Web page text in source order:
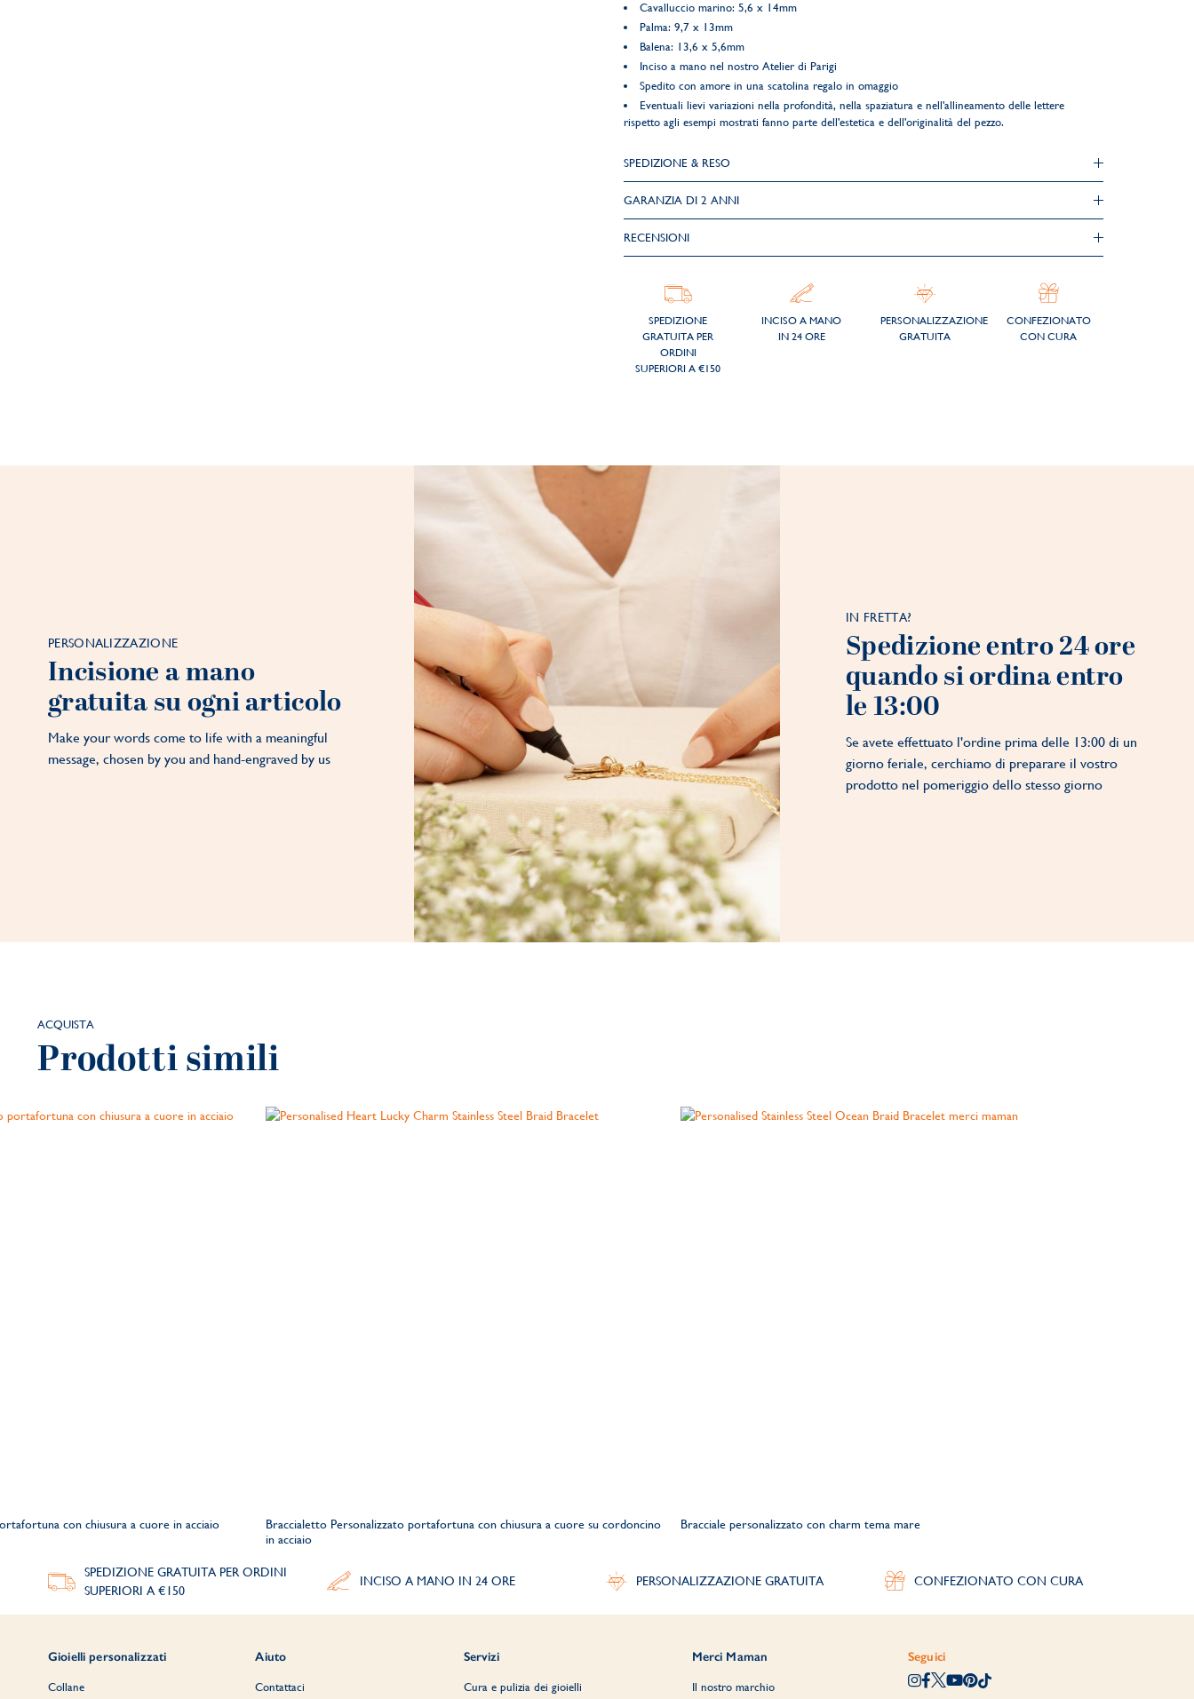
Cavalluccio marino: 5,6 x 14mm
Palma: 9,7 x 13mm
Balena: 13,6 x 5,6mm
Inciso a mano nel nostro Atelier di Parigi
Spedito con amore in una scatolina regalo in omaggio
Eventuali lievi variazioni nella profondità, nella spaziatura e nell'allineamento delle lettere
rispetto agli esempi mostrati fanno parte dell'estetica e dell'originalità del pezzo.
SPEDIZIONE & RESO
GARANZIA DI 2 ANNI
RECENSIONI
SPEDIZIONE
GRATUITA PER
ORDINI
SUPERIORI A €150
INCISO A MANO
IN 24 ORE
PERSONALIZZAZIONE
GRATUITA
CONFEZIONATO
CON CURA
PERSONALIZZAZIONE
Incisione a mano
gratuita su ogni articolo
Make your words come to life with a meaningful
message, chosen by you and hand-engraved by us
IN FRETTA?
Spedizione entro 24 ore
quando si ordina entro
le 13:00
Se avete effettuato l'ordine prima delle 13:00 di un
giorno feriale, cerchiamo di preparare il vostro
prodotto nel pomeriggio dello stesso giorno
ACQUISTA
Prodotti simili
con chiusura a cuore in acciaio
Braccialetto Personalizzato portafortuna con chiusura a cuore su cordoncino
in acciaio
Bracciale personalizzato con charm tema mare
SPEDIZIONE GRATUITA PER ORDINI
SUPERIORI A €150
INCISO A MANO IN 24 ORE PERSONALIZZAZIONE GRATUITA CONFEZIONATO CON CURA
Gioielli personalizzati
Collane
Aiuto
Contattaci
Servizi
Cura e pulizia dei gioielli
Merci Maman
Il nostro marchio
Seguici